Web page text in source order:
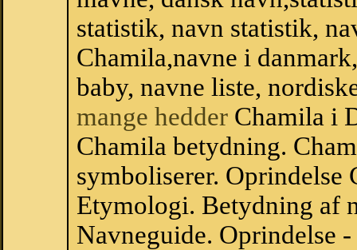
statistik, navn statistik,
Chamila,navne i
baby, navne liste,
mange hedder Chamila i
Chamila betydning.
symboliserer. Oprindelse
Etymologi. Betydning af
Navneguide. Oprindelse